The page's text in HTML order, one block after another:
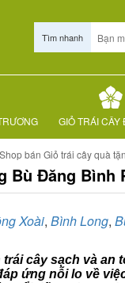
Tìm nhanh
GIỎ TRÁI CÂY
Shop bán Giỏ trái cây quà
Bù Đăng Bình
Xoài, Bình Long,
cây sạch và
ứng nỗi lo về